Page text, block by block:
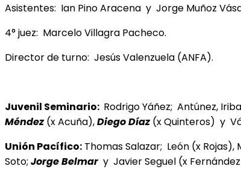
Asistentes: Ian Pino Aracena y Jorge Muñoz
4° juez: Marcelo Villagra Pacheco.
Director de turno: Jesús Valenzuela (ANFA).
Juvenil Seminario: Rodrigo Yáñez; Antúnez,
Méndez (x Acuña),Diego Díaz (x Quinteros) y
Unión Pacífico: Thomas Salazar; León (x
Soto; Jorge Belmary Javier Seguel (x